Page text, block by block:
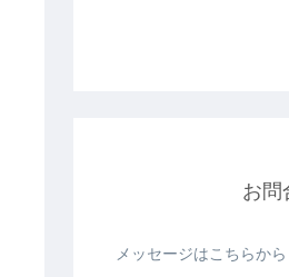
お問
メッセージはこちらから